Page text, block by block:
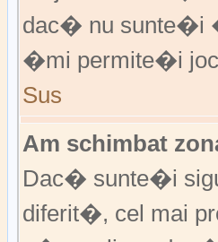
dac� nu sunte�i
�mi permite�i
Sus
Am schimbat
Dac� sunte�i
diferit�, cel mai